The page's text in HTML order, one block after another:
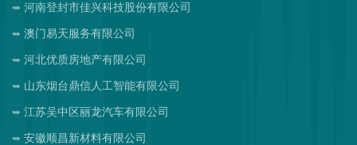
河南登封市佳兴科技股份有限公司
澳门易天服务有限公司
河北优质房地产有限公司
山东烟台鼎信人工智能有限公司
江苏吴中区丽龙汽车有限公司
安徽顺昌新材料有限公司